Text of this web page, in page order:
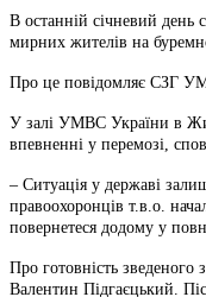
В останній січневий день
мирних жителів на
Про це повідомляє СЗГ
У залі УМВС України в
впевненні у перемозі,
– Ситуація у державі
правоохоронців т.в.о.
повернетеся додому у
Про готовність
Валентин Підгаєцький.